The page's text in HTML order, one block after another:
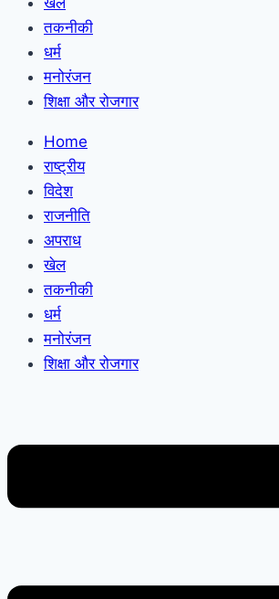
तकनीकी
धर्म
मनोरंजन
शिक्षा और रोजगार
Home
राष्ट्रीय
विदेश
राजनीति
अपराध
खेल
तकनीकी
धर्म
मनोरंजन
शिक्षा और रोजगार